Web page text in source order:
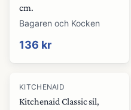
cm.
Bagaren och Kocken
136 kr
KITCHENAID
Kitchenaid Classic sil,